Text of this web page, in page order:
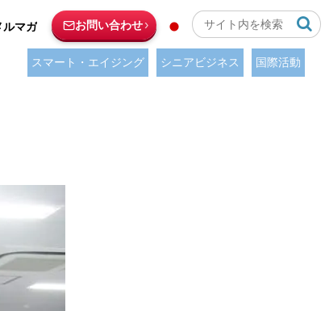
ルマガ お問い合わせ
スマート・エイジング シニアビジネス 国際活動